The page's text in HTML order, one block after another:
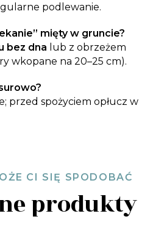
podlewanie.
mięty w gruncie?
bez dna lub z obrzeżem
wkopane na 20–25 cm).
przed spożyciem opłucz w
CI SIĘ SPODOBAĆ
produkty